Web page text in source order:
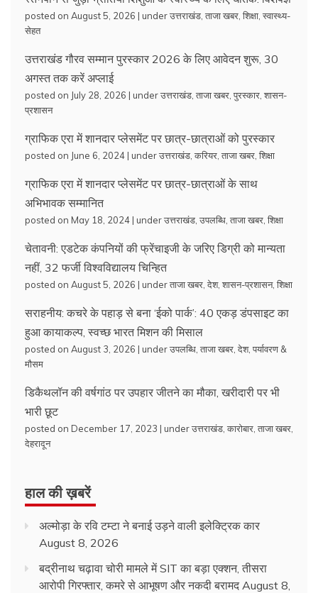
posted on August 5, 2026 | underउत्तराखंड ताजा खबर शिक्षा स्वास्थ्य-
सेहत
उत्तराखंड गौरव सम्मान पुरस्कार 2026 के लिए आवेदन शुरू, 30
अगस्त तक करें अप्लाई
posted on July 28, 2026 | underउत्तराखंड ताजा खबर पुरस्कार शासन-
प्रशासन
ग्राफिक एरा में शानदार प्लेसमेंट पर छात्र-छात्राओं को पुरस्कार
posted on June 6, 2024 | underउत्तराखंड करियर ताजा खबर शिक्षा
ग्राफिक एरा में शानदार प्लेसमेंट पर छात्र-छात्राओं के साथ
अभिभावक सम्मानित
posted on May 18, 2024 | underउत्तराखंड उपलब्धि ताजा खबर शिक्षा
चेतावनी: एडटेक कंपनियों की फ्रेंचाइजी के जरिए डिग्री को मान्यता
नहीं, 32 फर्जी विश्वविद्यालय चिन्हित
posted on August 5, 2026 | underताजा खबर देश, शासन-प्रशासन, शिक्षा
सराहनीय: कचरे के पहाड़ से बना ‘ईको पार्क’: 40 एकड़ डंपसाइट का
हुआ कायाकल्प, स्वच्छ भारत मिशन की मिसाल
posted on August 3, 2026 | underउपलब्धि ताजा खबर देश, पर्यावरण &
मौसम
डिकैथलॉन की वर्षगांठ पर उपहार जीतने का मौका, खरीदारी पर भी
भारी छूट
posted on December 17, 2023 | underउत्तराखंड कारोबार ताजा खबर
देहरादून
हाल की ख़बरें
अल्मोड़ा के रवि टम्टा ने बनाई उड़ने वाली इलेक्ट्रिक कार
August 8, 2026
बद्रीनाथ चढ़ावा चोरी मामले में SIT का बड़ा एक्शन, तीसरा
आरोपी गिरफ्तार, कमरे से आभूषण और नकदी बरामद August 8,